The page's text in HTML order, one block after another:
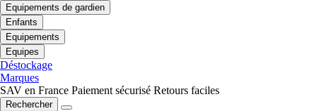
Equipements de gardien
Enfants
Equipements
Equipes
Déstockage
Marques
SAV en France Paiement sécurisé Retours faciles
Rechercher